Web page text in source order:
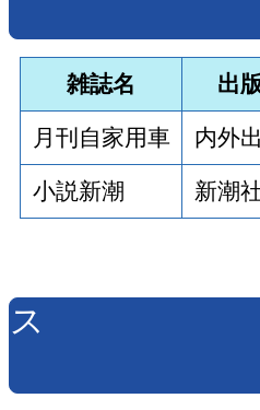
雑誌名 出
月刊自家用車 内外
小説新潮 新潮
ス